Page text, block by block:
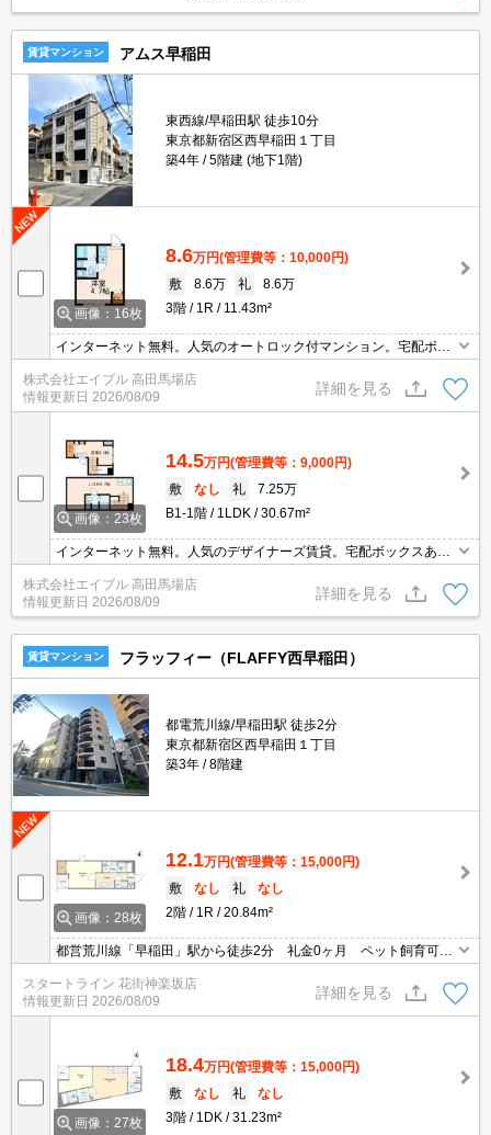
賃貸マンション アムス早稲田
東西線/早稲田駅 徒歩10分
東京都新宿区西早稲田１丁目
築4年
5階建 (地下1階)
画像：16枚
8.6万円(管理費等：10,000円)
敷
8.6万 礼
8.6万
3階
1R 11.43m²
インターネット無料。人気のオートロック付マンション。宅配ボッ
クスあり。鉄筋コンクリート造。安心のセキュリティシステム。バ
ス・トイレ別。洗面化粧台付き。浴室乾燥機付。洗濯機付き。
株式会社エイブル 高田馬場店
情報更新日 2026/08/09
詳細を見る
画像：23枚
14.5万円(管理費等：9,000円)
敷
なし 礼
7.25万
B1-1階
1LDK 30.67m²
インターネット無料。人気のデザイナーズ賃貸。宅配ボックスあ
り。敷地内防犯カメラ設置。TVモニター付インターホン。浴室乾燥
機付。敷金なし。築浅。当店のお薦め物件。
株式会社エイブル 高田馬場店
情報更新日 2026/08/09
詳細を見る
賃貸マンション フラッフィー（FLAFFY西早稲田）
都電荒川線/早稲田駅 徒歩2分
東京都新宿区西早稲田１丁目
築3年
8階建
画像：28枚
12.1万円(管理費等：15,000円)
敷
なし 礼
なし
2階
1R 20.84m²
都営荒川線「早稲田」駅から徒歩2分 礼金0ヶ月 ペット飼育可
能 インターネット無料
スタートライン 花街神楽坂店
情報更新日 2026/08/09
詳細を見る
画像：27枚
18.4万円(管理費等：15,000円)
敷
なし 礼
なし
3階
1DK 31.23m²